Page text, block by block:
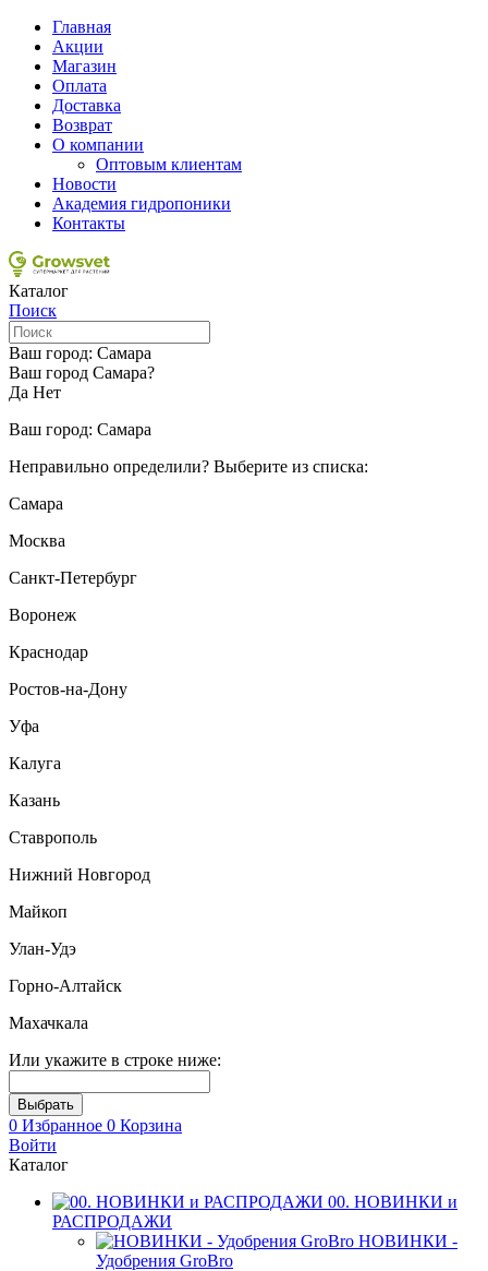
Главная
Акции
Магазин
Оплата
Доставка
Возврат
О компании
Оптовым клиентам
Новости
Академия гидропоники
Контакты
Каталог
Поиск
Ваш город: Самара
Ваш город Самара?
Да Нет
Ваш город: Самара
Неправильно определили? Выберите из списка:
Самара
Москва
Санкт-Петербург
Воронеж
Краснодар
Ростов-на-Дону
Уфа
Калуга
Казань
Ставрополь
Нижний Новгород
Майкоп
Улан-Удэ
Горно-Алтайск
Махачкала
Или укажите в строке ниже:
0 Избранное 0 Корзина
Войти
Каталог
00. НОВИНКИ и
РАСПРОДАЖИ
НОВИНКИ -
Удобрения GroBro